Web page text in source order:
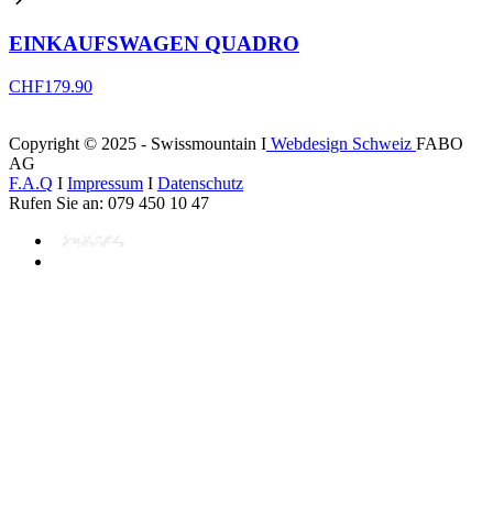
EINKAUFSWAGEN QUADRO
CHF179.90
Copyright © 2025 - Swissmountain I Webdesign Schweiz FABO
AG
F.A.Q I Impressum I Datenschutz
Rufen Sie an: 079 450 10 47